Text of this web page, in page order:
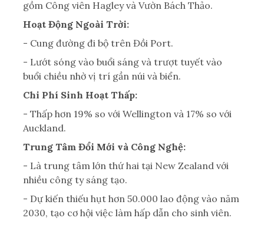
gồm Công viên Hagley và Vườn Bách Thảo.
Hoạt Động Ngoài Trời:
- Cung đường đi bộ trên Đồi Port.
- Lướt sóng vào buổi sáng và trượt tuyết vào
buổi chiều nhờ vị trí gần núi và biển.
Chi Phí Sinh Hoạt Thấp:
- Thấp hơn 19% so với Wellington và 17% so với
Auckland.
Trung Tâm Đổi Mới và Công Nghệ:
- Là trung tâm lớn thứ hai tại New Zealand với
nhiều công ty sáng tạo.
- Dự kiến thiếu hụt hơn 50.000 lao động vào năm
2030, tạo cơ hội việc làm hấp dẫn cho sinh viên.